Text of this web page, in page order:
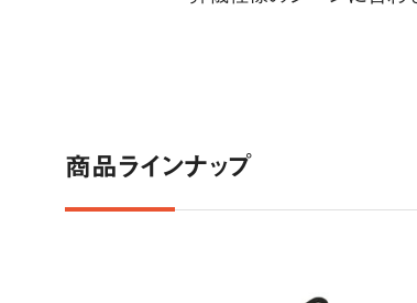
商品ラインナップ